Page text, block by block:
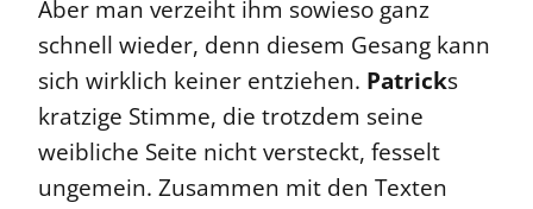
Aber man verzeiht ihm sowieso ganz
schnell wieder, denn diesem Gesang kann
sich wirklich keiner entziehen. Patricks
kratzige Stimme, die trotzdem seine
weibliche Seite nicht versteckt, fesselt
ungemein. Zusammen mit den Texten